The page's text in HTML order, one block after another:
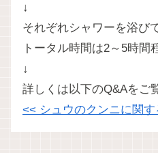
↓
それぞれシャワーを浴び
トータル時間は2～5時間
↓
詳しくは以下のQ&Aをご
<< シュウのクンニに関す